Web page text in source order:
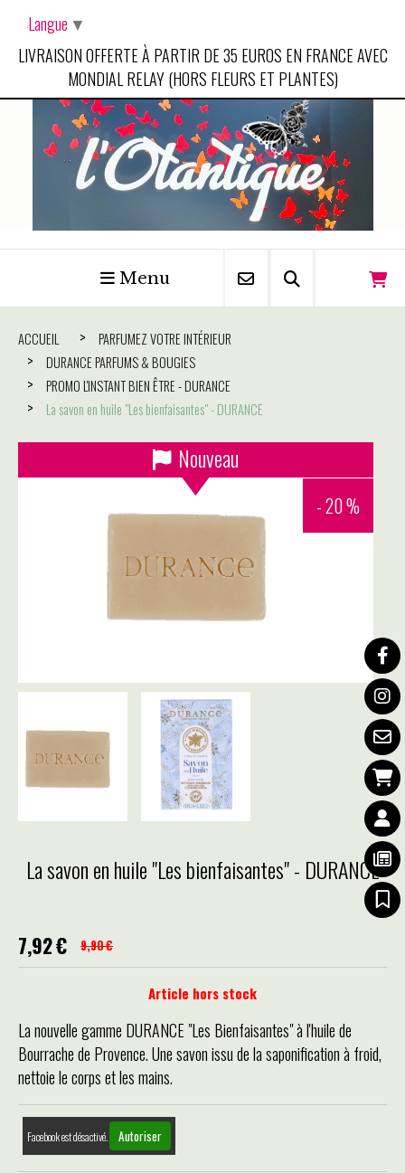
LIVRAISON OFFERTE À PARTIR DE 35 EUROS EN FRANCE AVEC
MONDIAL RELAY (HORS FLEURS ET PLANTES)
Menu
ACCUEIL
PARFUMEZ VOTRE INTÉRIEUR
DURANCE PARFUMS & BOUGIES
PROMO L'INSTANT BIEN ÊTRE - DURANCE
La savon en huile "Les bienfaisantes" - DURANCE
Nouveau
- 20 %
La savon en huile "Les bienfaisantes" - DURANCE
7,92€ 9,90€
Article hors stock
La nouvelle gamme DURANCE "Les Bienfaisantes" à l'huile de
Bourrache de Provence. Une savon issu de la saponification à froid,
nettoie le corps et les mains.
Facebook est désactivé. Autoriser
Langue ▼